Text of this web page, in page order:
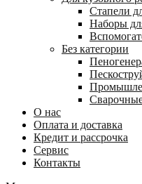
Стапели
Наборы
Без категории
О нас
Оплата и доставка
Кредит и рассрочка
Сервис
Контакты